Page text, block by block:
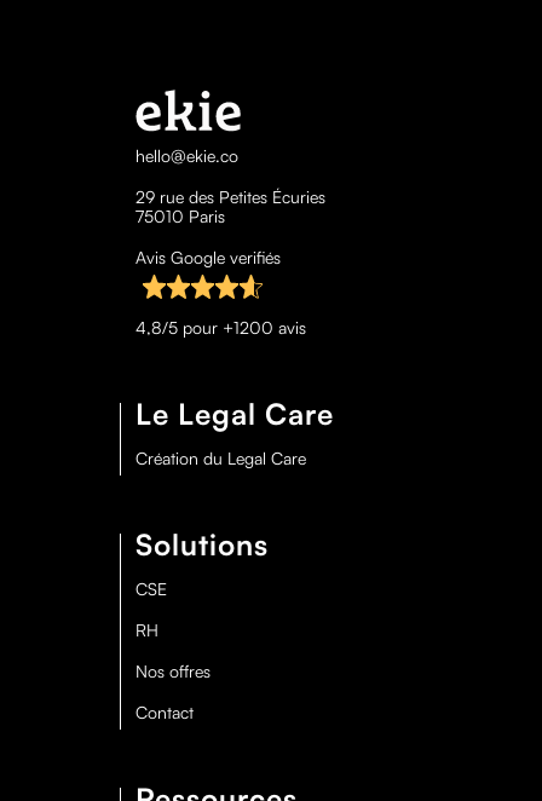
hello@ekie.co
29 rue des Petites Écuries
75010 Paris
Avis Google verifiés
4,8/5 pour +1200 avis
Le Legal Care
Création du Legal Care
Solutions
CSE
RH
Nos offres
Contact